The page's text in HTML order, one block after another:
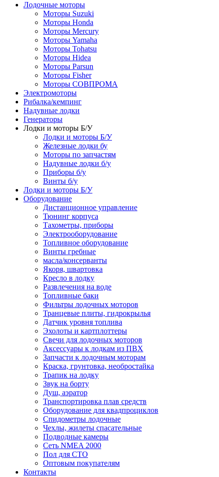
Лодочные моторы
Моторы Suzuki
Моторы Honda
Моторы Mercury
Моторы Yamaha
Моторы Tohatsu
Моторы Hidea
Моторы Parsun
Моторы Fisher
Моторы СОВПРОМА
Электромоторы
Рибалка/кемпинг
Надувные лодки
Генераторы
Лодки и моторы Б/У
Лодки и моторы Б/У
Железные лодки бу
Моторы по запчастям
Надувные лодки б/у
Приборы б/у
Винты б/у
Лодки и моторы Б/У
Оборудование
Дистанционное управление
Тюнинг корпуса
Тахометры, приборы
Электрооборудование
Топливное оборудование
Винты гребные
масла/консерванты
Якоря, швартовка
Кресло в лодку
Развлечения на воде
Топливные баки
Фильтры лодочных моторов
Транцевые плиты, гидрокрылья
Датчик уровня топлива
Эхолоты и картплоттеры
Cвечи для лодочных моторов
Аксессуары к лодкам из ПВХ
Запчасти к лодочным моторам
Краска, грунтовка, необростайка
Трапик на лодку
Звук на борту
Душ, аэратор
Транспортировка плав средств
Оборудование для квадпроциклов
Спидометры лодочные
Чехлы, жилеты спасательные
Подводные камеры
Сеть NMEA 2000
Пол для СТО
Оптовым покупателям
Контакты